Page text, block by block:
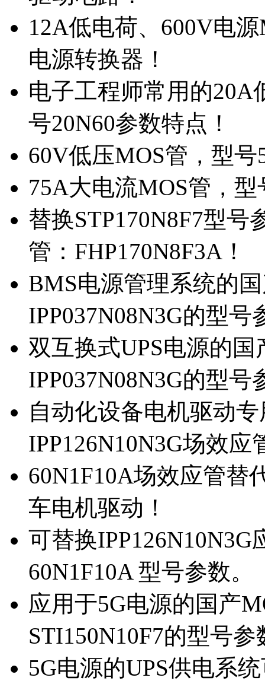
12A低电荷、600V电
电源转换器！
电子工程师常用的20A
号20N60参数特点！
60V低压MOS管，型
75A大电流MOS管，
替换STP170N8F7型
管：FHP170N8F3A！
BMS电源管理系统的
IPP037N08N3G的型号
双互换式UPS电源的
IPP037N08N3G的型号
自动化设备电机驱动
IPP126N10N3G场效应
60N1F10A场效应管替
车电机驱动！
可替换
60N1F10A 型号参数。
应用于5G电源的国产
STI150N10F7的型号参
5G电源的UPS供电系